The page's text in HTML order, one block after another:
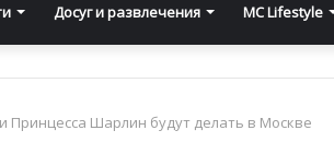
Досуг и развлечения MC Lifestyle
Принцесса Шарлин будут делать в Москве